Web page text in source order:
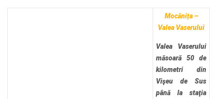
Mocănița –
Valea Vaserului
Valea Vaserului
măsoară 50 de
kilometri din
Vişeu de Sus
până la staţia